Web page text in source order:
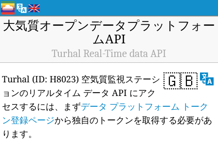
大気質オープンデータプラットフォー
ムAPI
Turhal Real-Time data API
🇬🇧
Turhal (ID: H8023) 空気質監視ステーシ
ョンのリアルタイム データ API にアク
セスするには、まずデータ プラットフォーム トーク
ン登録ページから独自のトークンを取得する必要があ
ります。